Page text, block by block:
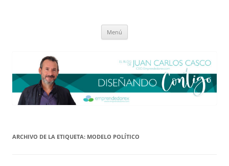
Menú
ARCHIVO DE LA ETIQUETA: MODELO POLÍTICO